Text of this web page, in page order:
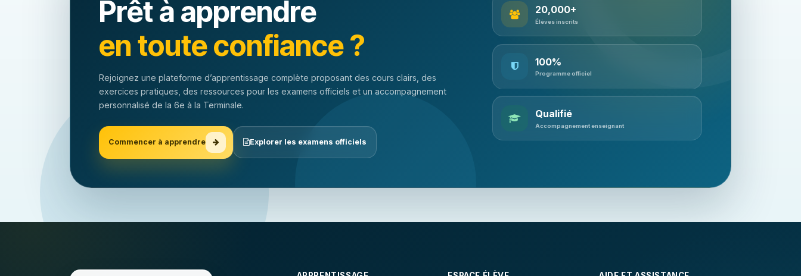
Prêt à apprendre
en toute confiance ?
Rejoignez une plateforme d’apprentissage complète proposant des cours clairs, des
exercices pratiques, des ressources pour les examens officiels et un accompagnement
personnalisé de la 6e à la Terminale.
Commencer à apprendre Explorer les examens officiels
20,000+
Élèves inscrits
100%
Programme officiel
Qualifié
Accompagnement enseignant